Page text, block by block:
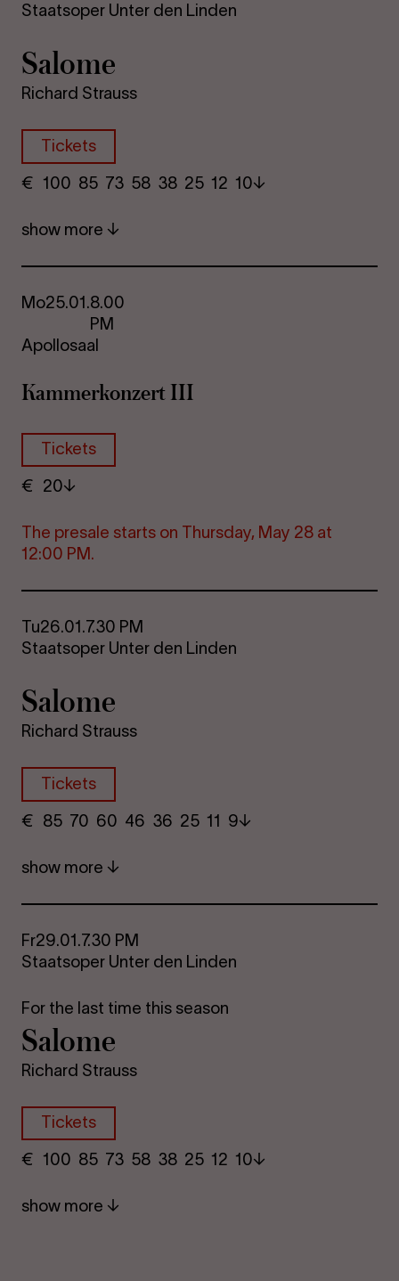
Staatsoper Unter den Linden
Sa­lome
Richard Strauss
Tickets
€ ​ 100 85 73​ 58 38 25​ 12 10
show more
Mo25.01.8.00
PM
Apollosaal
Kam­mer­kon­zert III
Tickets
€ ​ 20
The pre­s­ale starts on Thursday, May 28 at
12:00 PM.
Tu26.01.7.30 PM
Staatsoper Unter den Linden
Sa­lome
Richard Strauss
Tickets
€ ​ 85 70 60​ 46 36 25​ 11 9
show more
Fr29.01.7.30 PM
Staatsoper Unter den Linden
For the last time this season
Sa­lome
Richard Strauss
Tickets
€ ​ 100 85 73​ 58 38 25​ 12 10
show more